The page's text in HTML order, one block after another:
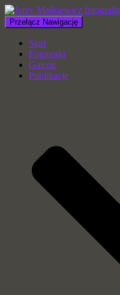
Przełącz Nawigację
Start
Fotonotki
Galerie
Publikacje